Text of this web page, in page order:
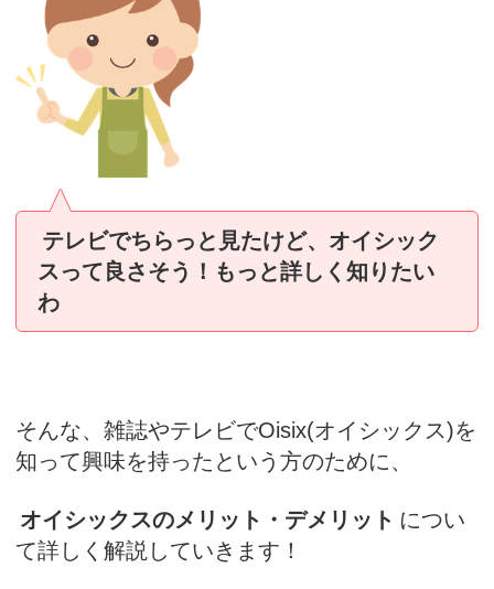
テレビでちらっと見たけど、オイシック
スって良さそう！もっと詳しく知りたい
わ
そんな、雑誌やテレビでOisix(オイシックス)を
知って興味を持ったという方のために、
オイシックスのメリット・デメリット につい
て詳しく解説していきます！